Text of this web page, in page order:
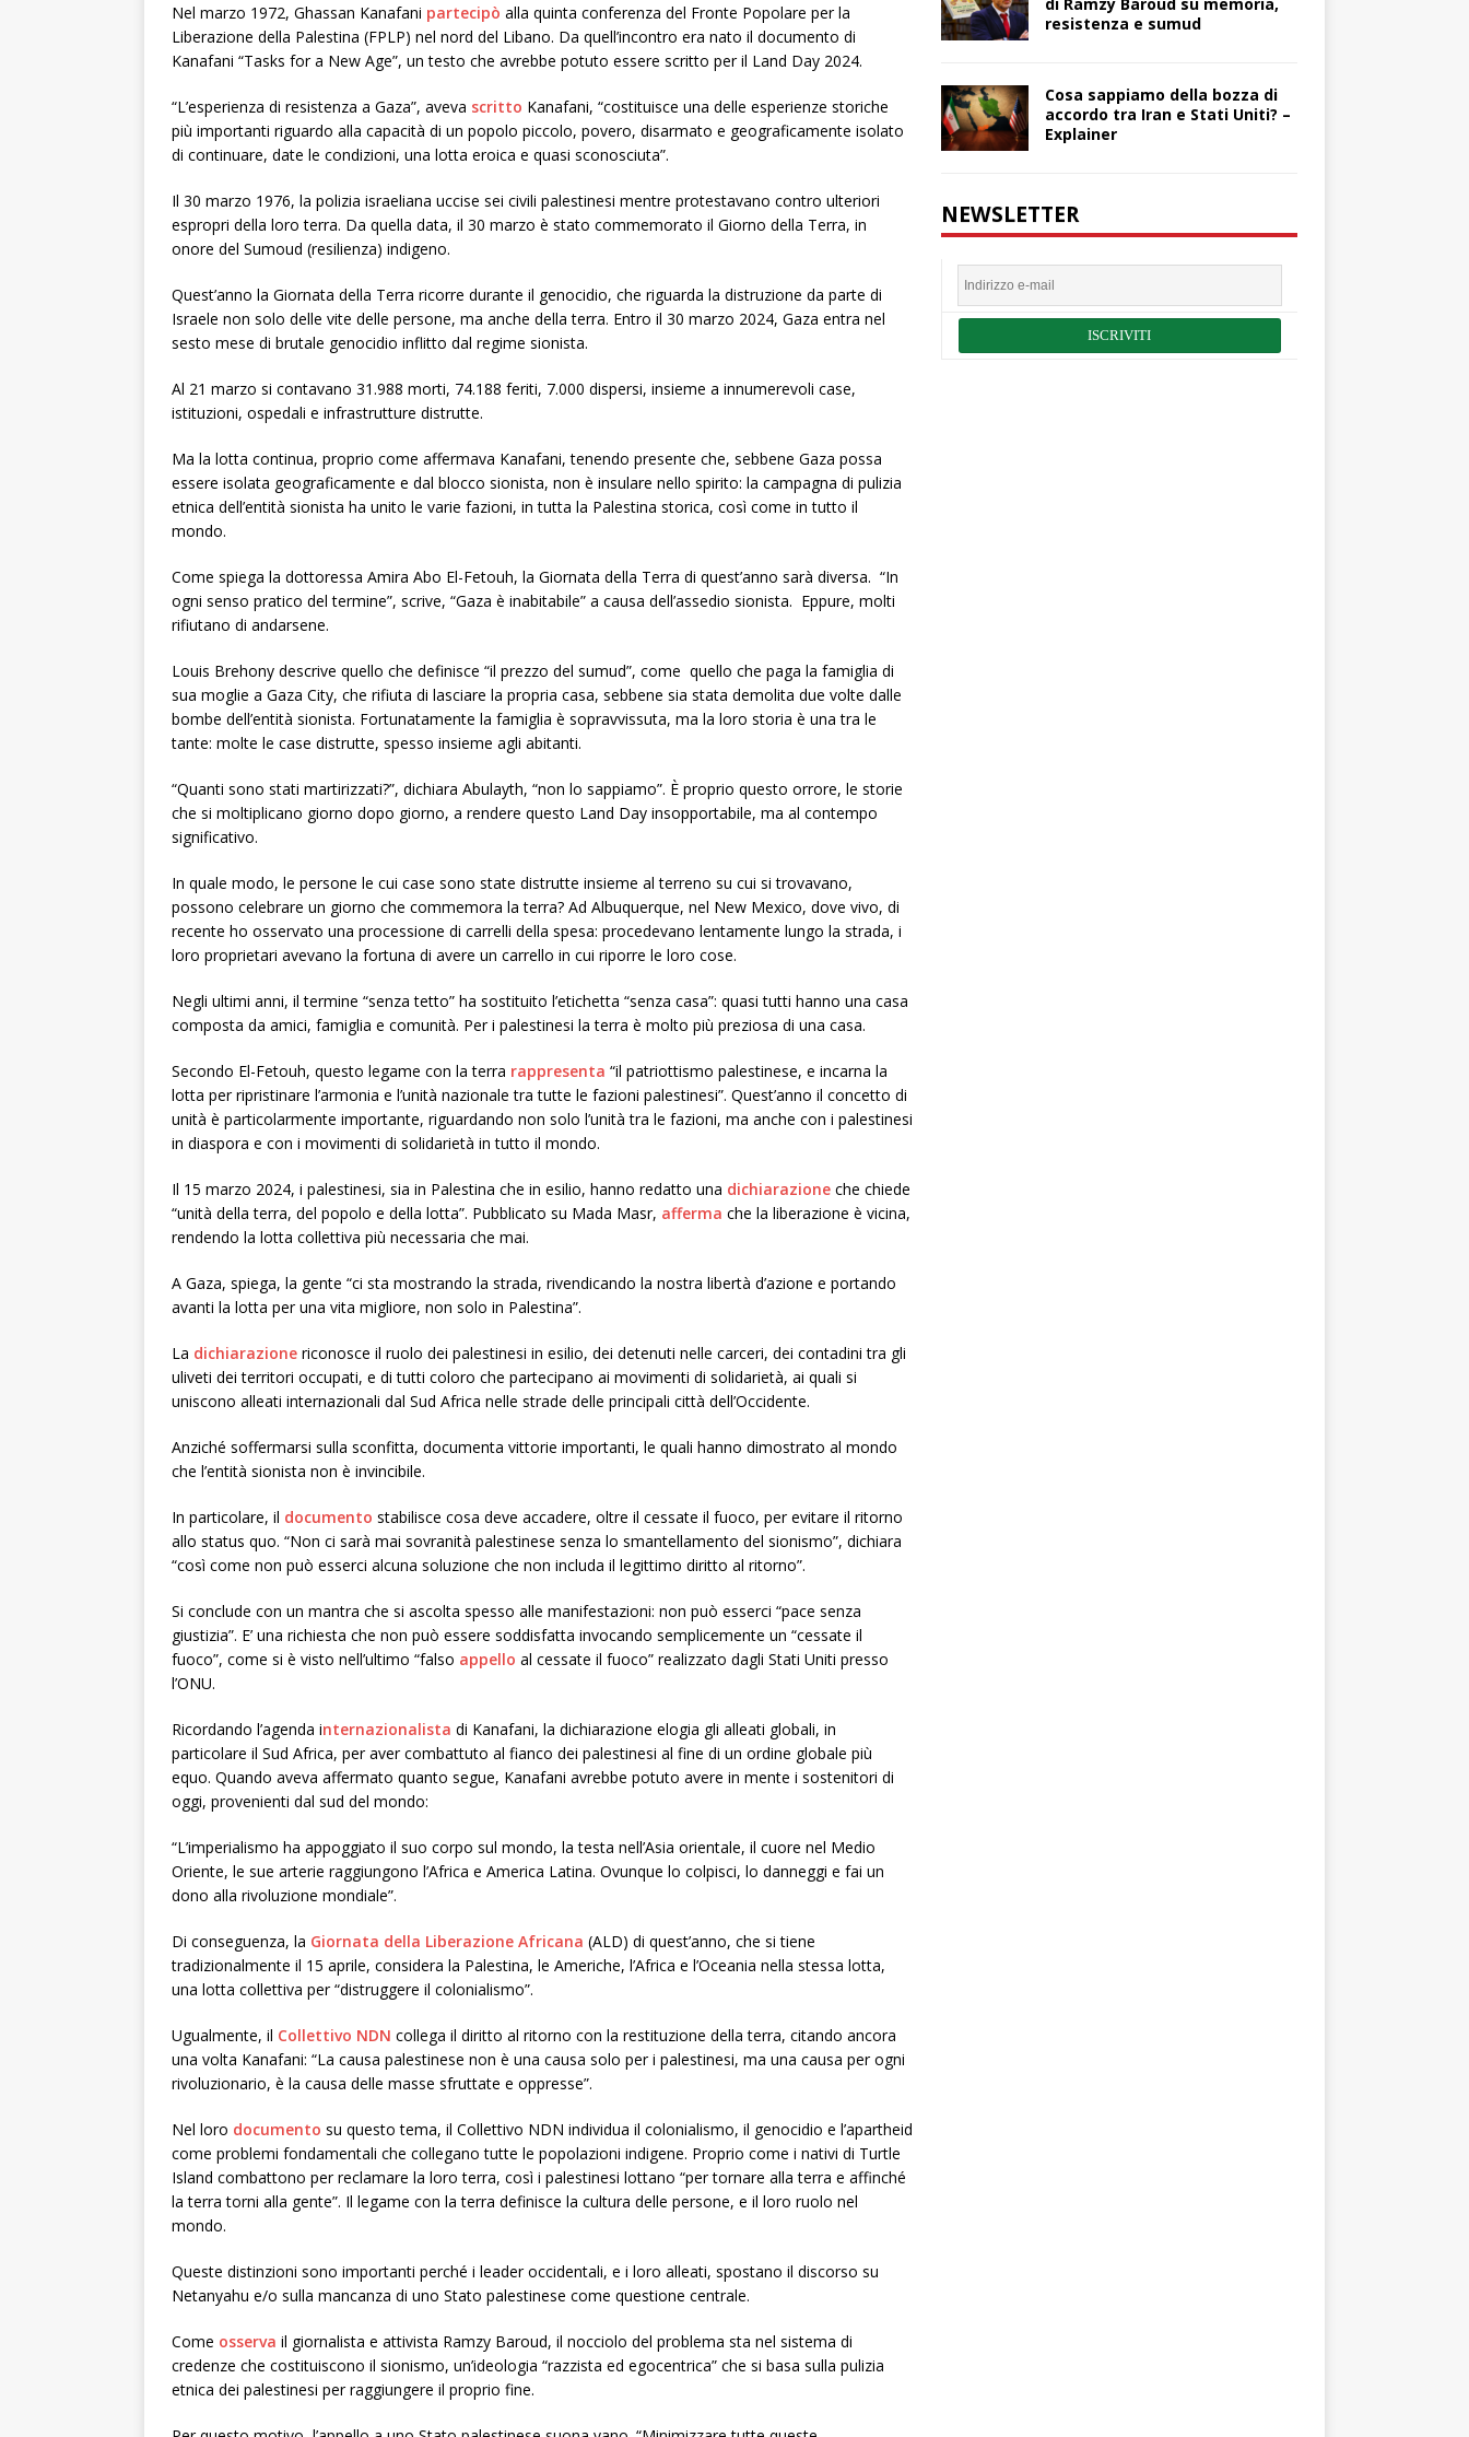
Nel marzo 1972, Ghassan Kanafani partecipò alla quinta conferenza del Fronte Popolare per la
Liberazione della Palestina (FPLP) nel nord del Libano. Da quell’incontro era nato il documento di
Kanafani “Tasks for a New Age”, un testo che avrebbe potuto essere scritto per il Land Day 2024.
“L’esperienza di resistenza a Gaza”, aveva scritto Kanafani, “costituisce una delle esperienze storiche
più importanti riguardo alla capacità di un popolo piccolo, povero, disarmato e geograficamente isolato
di continuare, date le condizioni, una lotta eroica e quasi sconosciuta”.
Il 30 marzo 1976, la polizia israeliana uccise sei civili palestinesi mentre protestavano contro ulteriori
espropri della loro terra. Da quella data, il 30 marzo è stato commemorato il Giorno della Terra, in
onore del Sumoud (resilienza) indigeno.
Quest’anno la Giornata della Terra ricorre durante il genocidio, che riguarda la distruzione da parte di
Israele non solo delle vite delle persone, ma anche della terra. Entro il 30 marzo 2024, Gaza entra nel
sesto mese di brutale genocidio inflitto dal regime sionista.
Al 21 marzo si contavano 31.988 morti, 74.188 feriti, 7.000 dispersi, insieme a innumerevoli case,
istituzioni, ospedali e infrastrutture distrutte.
Ma la lotta continua, proprio come affermava Kanafani, tenendo presente che, sebbene Gaza possa
essere isolata geograficamente e dal blocco sionista, non è insulare nello spirito: la campagna di pulizia
etnica dell’entità sionista ha unito le varie fazioni, in tutta la Palestina storica, così come in tutto il
mondo.
Come spiega la dottoressa Amira Abo El-Fetouh, la Giornata della Terra di quest’anno sarà diversa. “In
ogni senso pratico del termine”, scrive, “Gaza è inabitabile” a causa dell’assedio sionista. Eppure, molti
rifiutano di andarsene.
Louis Brehony descrive quello che definisce “il prezzo del sumud”, come quello che paga la famiglia di
sua moglie a Gaza City, che rifiuta di lasciare la propria casa, sebbene sia stata demolita due volte dalle
bombe dell’entità sionista. Fortunatamente la famiglia è sopravvissuta, ma la loro storia è una tra le
tante: molte le case distrutte, spesso insieme agli abitanti.
“Quanti sono stati martirizzati?”, dichiara Abulayth, “non lo sappiamo”. È proprio questo orrore, le storie
che si moltiplicano giorno dopo giorno, a rendere questo Land Day insopportabile, ma al contempo
significativo.
In quale modo, le persone le cui case sono state distrutte insieme al terreno su cui si trovavano,
possono celebrare un giorno che commemora la terra? Ad Albuquerque, nel New Mexico, dove vivo, di
recente ho osservato una processione di carrelli della spesa: procedevano lentamente lungo la strada, i
loro proprietari avevano la fortuna di avere un carrello in cui riporre le loro cose.
Negli ultimi anni, il termine “senza tetto” ha sostituito l’etichetta “senza casa”: quasi tutti hanno una casa
composta da amici, famiglia e comunità. Per i palestinesi la terra è molto più preziosa di una casa.
Secondo El-Fetouh, questo legame con la terra rappresenta “il patriottismo palestinese, e incarna la
lotta per ripristinare l’armonia e l’unità nazionale tra tutte le fazioni palestinesi”. Quest’anno il concetto di
unità è particolarmente importante, riguardando non solo l’unità tra le fazioni, ma anche con i palestinesi
in diaspora e con i movimenti di solidarietà in tutto il mondo.
Il 15 marzo 2024, i palestinesi, sia in Palestina che in esilio, hanno redatto una dichiarazione che chiede
“unità della terra, del popolo e della lotta”. Pubblicato su Mada Masr, afferma che la liberazione è vicina,
rendendo la lotta collettiva più necessaria che mai.
A Gaza, spiega, la gente “ci sta mostrando la strada, rivendicando la nostra libertà d’azione e portando
avanti la lotta per una vita migliore, non solo in Palestina”.
La dichiarazione riconosce il ruolo dei palestinesi in esilio, dei detenuti nelle carceri, dei contadini tra gli
uliveti dei territori occupati, e di tutti coloro che partecipano ai movimenti di solidarietà, ai quali si
uniscono alleati internazionali dal Sud Africa nelle strade delle principali città dell’Occidente.
Anziché soffermarsi sulla sconfitta, documenta vittorie importanti, le quali hanno dimostrato al mondo
che l’entità sionista non è invincibile.
In particolare, il documento stabilisce cosa deve accadere, oltre il cessate il fuoco, per evitare il ritorno
allo status quo. “Non ci sarà mai sovranità palestinese senza lo smantellamento del sionismo”, dichiara
“così come non può esserci alcuna soluzione che non includa il legittimo diritto al ritorno”.
Si conclude con un mantra che si ascolta spesso alle manifestazioni: non può esserci “pace senza
giustizia”. E’ una richiesta che non può essere soddisfatta invocando semplicemente un “cessate il
fuoco”, come si è visto nell’ultimo “falso appello al cessate il fuoco” realizzato dagli Stati Uniti presso
l’ONU.
Ricordando l’agenda internazionalista di Kanafani, la dichiarazione elogia gli alleati globali, in
particolare il Sud Africa, per aver combattuto al fianco dei palestinesi al fine di un ordine globale più
equo. Quando aveva affermato quanto segue, Kanafani avrebbe potuto avere in mente i sostenitori di
oggi, provenienti dal sud del mondo:
“L’imperialismo ha appoggiato il suo corpo sul mondo, la testa nell’Asia orientale, il cuore nel Medio
Oriente, le sue arterie raggiungono l’Africa e America Latina. Ovunque lo colpisci, lo danneggi e fai un
dono alla rivoluzione mondiale”.
Di conseguenza, la Giornata della Liberazione Africana (ALD) di quest’anno, che si tiene
tradizionalmente il 15 aprile, considera la Palestina, le Americhe, l’Africa e l’Oceania nella stessa lotta,
una lotta collettiva per “distruggere il colonialismo”.
Ugualmente, il Collettivo NDN collega il diritto al ritorno con la restituzione della terra, citando ancora
una volta Kanafani: “La causa palestinese non è una causa solo per i palestinesi, ma una causa per ogni
rivoluzionario, è la causa delle masse sfruttate e oppresse”.
Nel loro documento su questo tema, il Collettivo NDN individua il colonialismo, il genocidio e l’apartheid
come problemi fondamentali che collegano tutte le popolazioni indigene. Proprio come i nativi di Turtle
Island combattono per reclamare la loro terra, così i palestinesi lottano “per tornare alla terra e affinché
la terra torni alla gente”. Il legame con la terra definisce la cultura delle persone, e il loro ruolo nel
mondo.
Queste distinzioni sono importanti perché i leader occidentali, e i loro alleati, spostano il discorso su
Netanyahu e/o sulla mancanza di uno Stato palestinese come questione centrale.
Come osserva il giornalista e attivista Ramzy Baroud, il nocciolo del problema sta nel sistema di
credenze che costituiscono il sionismo, un’ideologia “razzista ed egocentrica” che si basa sulla pulizia
etnica dei palestinesi per raggiungere il proprio fine.
resistenza e sumud
Cosa sappiamo della bozza di
accordo tra Iran e Stati Uniti? –
Explainer
NEWSLETTER